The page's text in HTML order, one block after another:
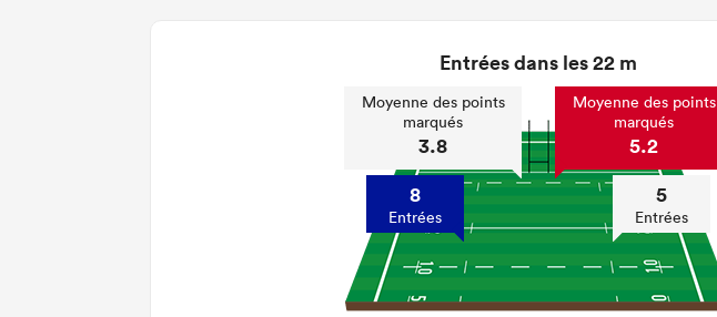
Entrées dans les 22 m
Moyenne des points
marqués
3.8
8
Entrées
Moyenne des points
marqués
5.2
5
Entrées